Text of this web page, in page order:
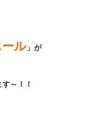
ル 」が
～！！